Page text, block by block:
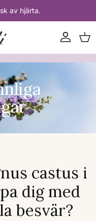
av hjärta.
Konto
castus i
dig med
besvär?